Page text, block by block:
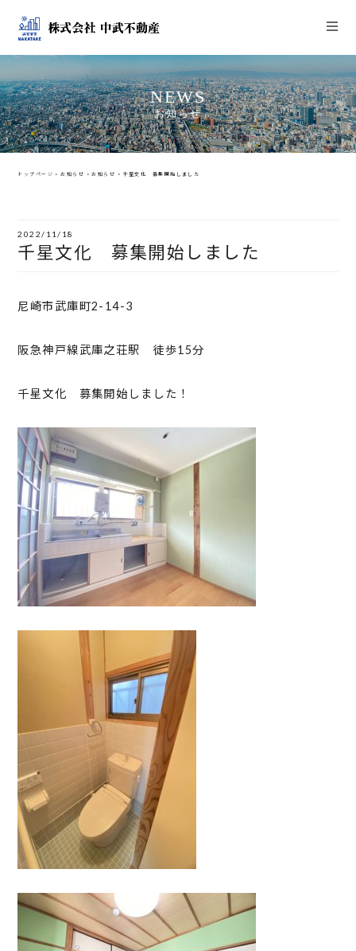
NEWS
お知らせ
トップページ >お知らせ >お知らせ > 千星文化 募集開始しました
2022/11/18
千星文化 募集開始しました
尼崎市武庫町2-14-3
阪急神戸線武庫之荘駅 徒歩15分
千星文化 募集開始しました！